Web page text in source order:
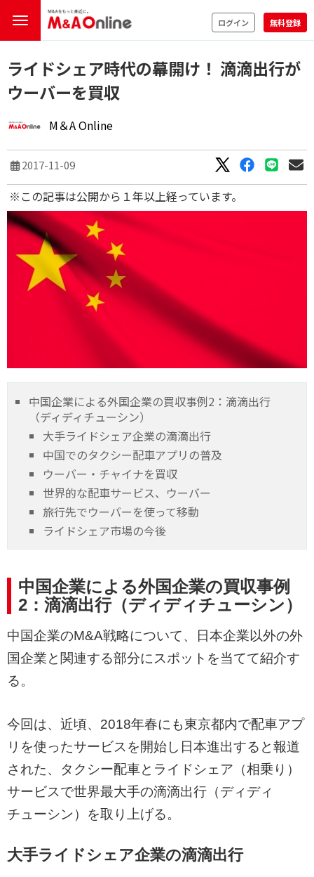
ログイン 無料登録
ライドシェア時代の幕開け！ 滴滴出行が
ウーバーを買収
M＆A Online
2017-11-09
※この記事は公開から１年以上経っています。
中国企業による外国企業の買収事例2：滴滴出行
（ディディチューシン）
大手ライドシェア企業の滴滴出行
中国でのタクシー配車アプリの普及
ウーバー・チャイナを買収
世界的な配車サービス、ウーバー
旅行先でウーバーを使って移動
ライドシェア市場の今後
中国企業による外国企業の買収事例
2：滴滴出行（ディディチューシン）
中国企業のM&A戦略について、日本企業以外の外
国企業と関連する部分にスポットを当てて紹介す
る。
今回は、近頃、2018年春にも東京都内で配車アプ
リを使ったサービスを開始し日本進出すると報道
された、タクシー配車とライドシェア（相乗り）
サービスで世界最大手の滴滴出行（ディディ
チューシン）を取り上げる。
大手ライドシェア企業の滴滴出行